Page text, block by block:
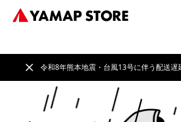
令和8年熊本地震・台風13号に伴う配送遅